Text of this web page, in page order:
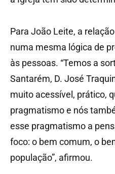
Para João Leite, a
numa mesma lógica de
às pessoas. “Temos a
Santarém, D. José
muito acessível, prático,
pragmatismo e nós
esse pragmatismo a
foco: o bem comum, o
população”, afirmou.